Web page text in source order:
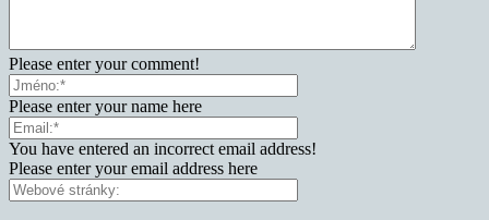
Please enter your comment!
Please enter your name here
You have entered an incorrect email address!
Please enter your email address here